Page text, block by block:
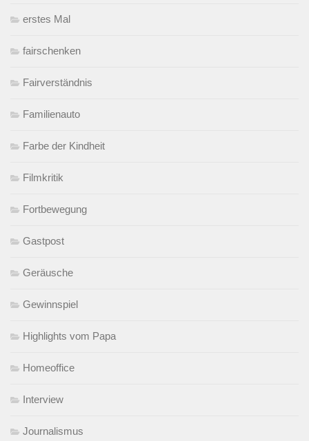
erstes Mal
fairschenken
Fairverständnis
Familienauto
Farbe der Kindheit
Filmkritik
Fortbewegung
Gastpost
Geräusche
Gewinnspiel
Highlights vom Papa
Homeoffice
Interview
Journalismus